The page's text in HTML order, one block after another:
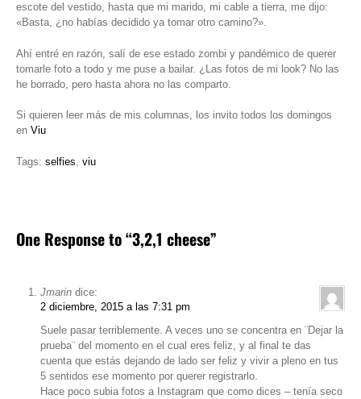
escote del vestido, hasta que mi marido, mi cable a tierra, me dijo:
«Basta, ¿no habías decidido ya tomar otro camino?».
Ahí entré en razón, salí de ese estado zombi y pandémico de querer
tomarle foto a todo y me puse a bailar. ¿Las fotos de mi look? No las
he borrado, pero hasta ahora no las comparto.
Si quieren leer más de mis columnas, los invito todos los domingos
en Viu
Tags: selfies viu
One Response to “3,2,1 cheese”
Jmarin dice:
2 diciembre, 2015 a las 7:31 pm
Suele pasar terriblemente. A veces uno se concentra en ¨Dejar la
prueba¨ del momento en el cual eres feliz, y al final te das
cuenta que estás dejando de lado ser feliz y vivir a pleno en tus
5 sentidos ese momento por querer registrarlo.
Hace poco subia fotos a Instagram que como dices – tenía seco